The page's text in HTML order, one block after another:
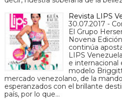
Revista LIPS
30.07.2017 -
El Grupo
Novena
continúa
LIPS
e internacional
modelo
mercado venezolano, de la
esperanzados con el brillante
país, por lo que…